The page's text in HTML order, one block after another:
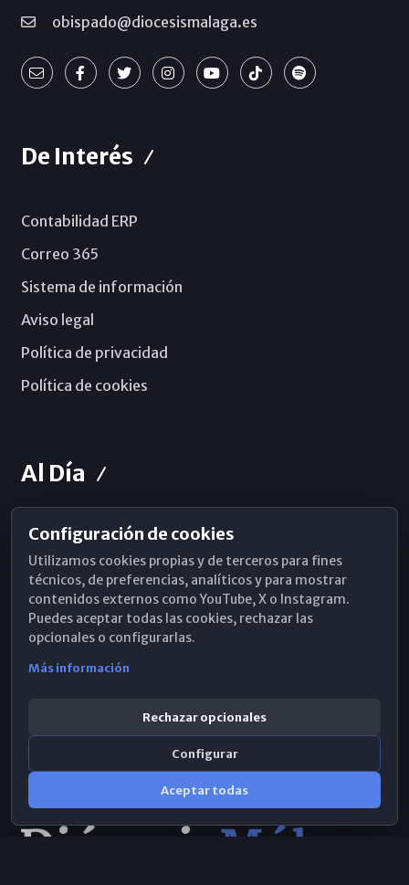
obispado@diocesismalaga.es
De Interés
Contabilidad ERP
Correo 365
Sistema de información
Aviso legal
Política de privacidad
Política de cookies
Al Día
Horarios de Misa
Hemeroteca
WhatsApp
Configuración de cookies
Utilizamos cookies propias y de terceros para fines
técnicos, de preferencias, analíticos y para mostrar
contenidos externos como YouTube, X o Instagram.
Puedes aceptar todas las cookies, rechazar las
opcionales o configurarlas.
Más información
Rechazar opcionales
Configurar
Aceptar todas